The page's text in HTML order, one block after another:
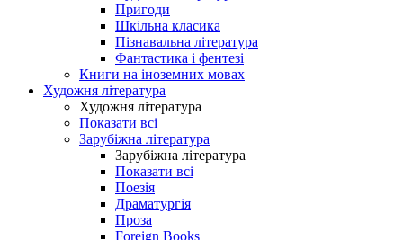
Пригоди
Шкільна класика
Пізнавальна література
Фантастика і фентезі
Книги на іноземних мовах
Художня література
Художня література
Показати всі
Зарубіжна література
Зарубіжна література
Показати всі
Поезія
Драматургія
Проза
Foreign Books